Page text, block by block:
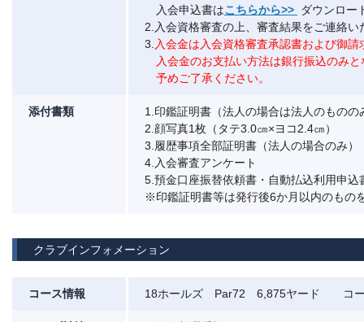
入会申込書はこちらから>>
ダウンロー
2.入会資格審査の上、審査結果をご連絡い
3. 入会金は入会資格審査承認書および御
入会金のお支払い方法は銀行振込のみ
予めご了承ください。
添付書類
1.印鑑証明書（法人の場合は法人のものの
2.顔写真1枚（タテ3.0㎝×ヨコ2.4㎝）
3.履歴事項全部証明書（法人の場合のみ）
4.入会審査アンケート
5.預金口座振替依頼書・自動払込利用申
※印鑑証明書等は発行後6か月以内のもの
クラブインフォメーション
コース情報 18ホールズ Par72 6,875ヤード コー